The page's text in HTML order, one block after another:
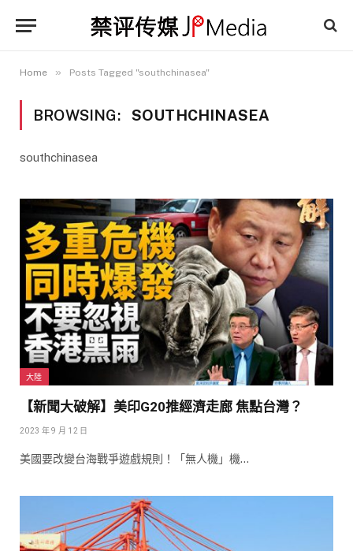
Home » Posts Tagged "southchinasea"
BROWSING: SOUTHCHINASEA
southchinasea
大陸
【新聞大破解】美印G20推經濟走廊 焦點台灣？
2023 年 9 月 12 日
美國要改變台海戰爭遊戲規則！「無人機」機…